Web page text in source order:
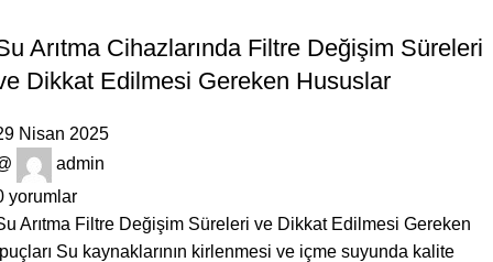
Arıtma Cihazlarında Filtre Değişim Süreleri
Dikkat Edilmesi Gereken Hususlar
Nisan 2025
admin
yorumlar
Arıtma Filtre Değişim Süreleri ve Dikkat Edilmesi Gereken
Su kaynaklarının kirlenmesi ve içme suyunda kalite